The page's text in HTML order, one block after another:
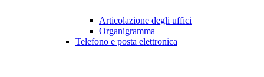
Articolazione degli uffici
Organigramma
Telefono e posta elettronica